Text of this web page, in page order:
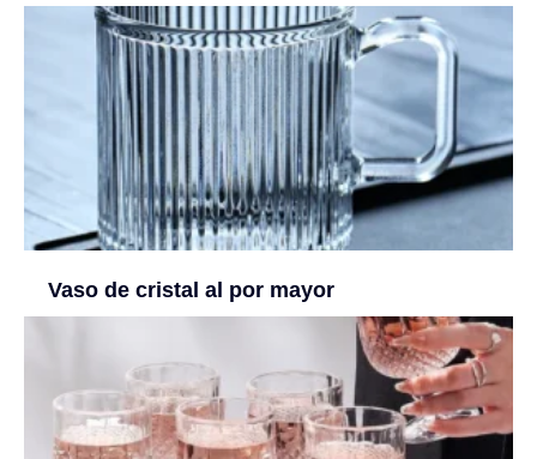
Vaso de cristal al por mayor